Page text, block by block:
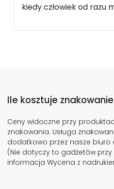
kiedy człowiek od razu
Ile kosztuje
Ceny widoczne przy
znakowania. Usługa
dodatkowo przez nasze biuro
(Nie dotyczy to gadżetów
informacja Wycena z